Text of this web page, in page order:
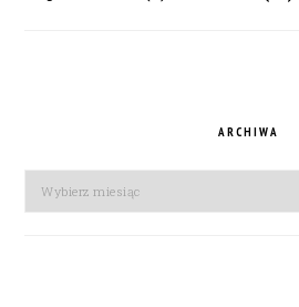
ARCHIWA
Archiwa